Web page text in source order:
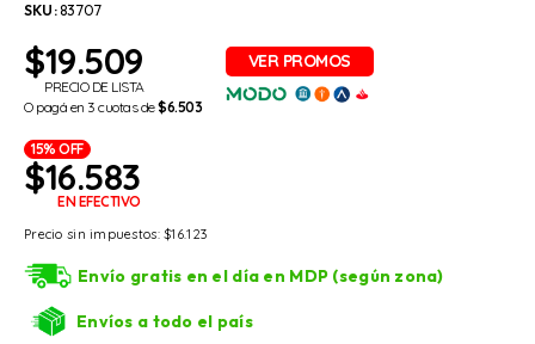
SKU:83707
$19.509
PRECIO DE LISTA
O pagá en 3 cuotas de$6.503
15% OFF
$16.583
EN EFECTIVO
Precio sin impuestos:$16.123
Envío gratis en el día en MDP (según zona)
Envíos a todo el país